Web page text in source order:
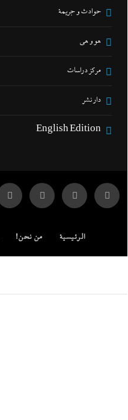
حوادث و جريمة
هو و هي
مركز دراسات
دار نشر
English Edition
الرئيسية من نحن!